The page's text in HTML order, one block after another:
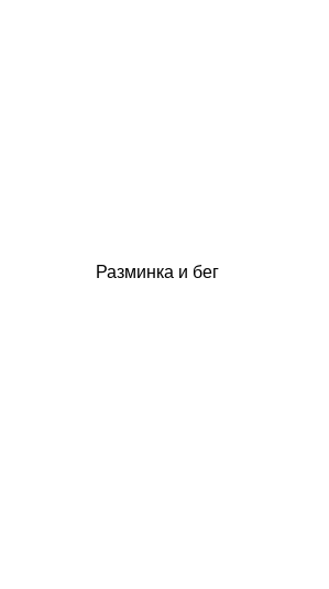
Разминка и бег